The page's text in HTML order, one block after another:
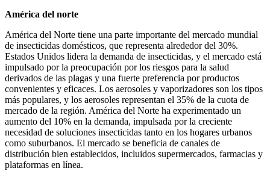
América del norte
América del Norte tiene una parte importante del mercado mundial
de insecticidas domésticos, que representa alrededor del 30%.
Estados Unidos lidera la demanda de insecticidas, y el mercado está
impulsado por la preocupación por los riesgos para la salud
derivados de las plagas y una fuerte preferencia por productos
convenientes y eficaces. Los aerosoles y vaporizadores son los tipos
más populares, y los aerosoles representan el 35% de la cuota de
mercado de la región. América del Norte ha experimentado un
aumento del 10% en la demanda, impulsada por la creciente
necesidad de soluciones insecticidas tanto en los hogares urbanos
como suburbanos. El mercado se beneficia de canales de
distribución bien establecidos, incluidos supermercados, farmacias y
plataformas en línea.